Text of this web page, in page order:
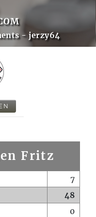
- jerzy64
Fritz
7
48
0